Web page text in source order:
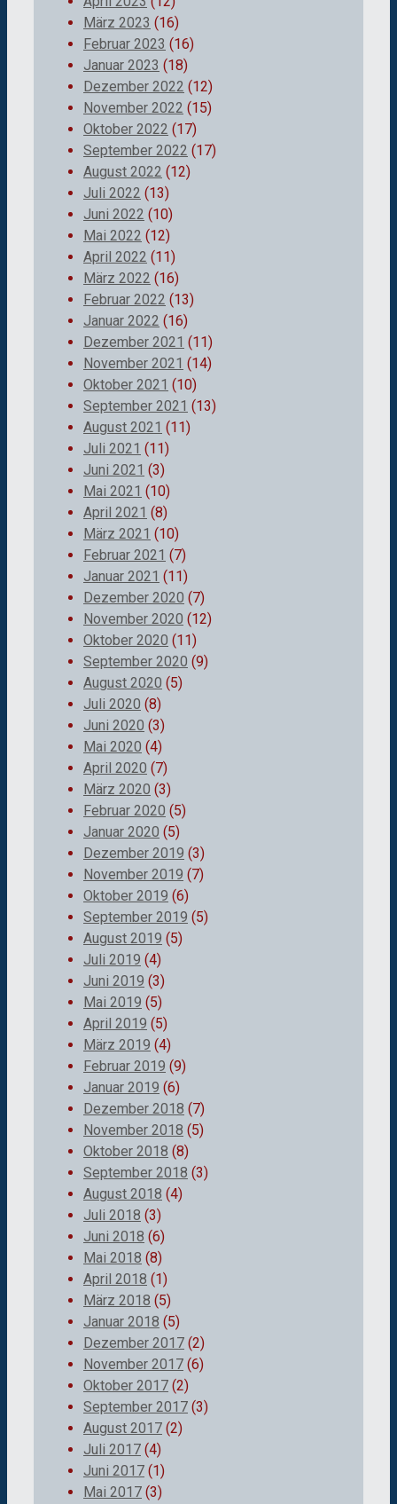
März 2023 (16)
Februar 2023 (16)
Januar 2023 (18)
Dezember 2022 (12)
November 2022 (15)
Oktober 2022 (17)
September 2022 (17)
August 2022 (12)
Juli 2022 (13)
Juni 2022 (10)
Mai 2022 (12)
April 2022 (11)
März 2022 (16)
Februar 2022 (13)
Januar 2022 (16)
Dezember 2021 (11)
November 2021 (14)
Oktober 2021 (10)
September 2021 (13)
August 2021 (11)
Juli 2021 (11)
Juni 2021 (3)
Mai 2021 (10)
April 2021 (8)
März 2021 (10)
Februar 2021 (7)
Januar 2021 (11)
Dezember 2020 (7)
November 2020 (12)
Oktober 2020 (11)
September 2020 (9)
August 2020 (5)
Juli 2020 (8)
Juni 2020 (3)
Mai 2020 (4)
April 2020 (7)
März 2020 (3)
Februar 2020 (5)
Januar 2020 (5)
Dezember 2019 (3)
November 2019 (7)
Oktober 2019 (6)
September 2019 (5)
August 2019 (5)
Juli 2019 (4)
Juni 2019 (3)
Mai 2019 (5)
April 2019 (5)
März 2019 (4)
Februar 2019 (9)
Januar 2019 (6)
Dezember 2018 (7)
November 2018 (5)
Oktober 2018 (8)
September 2018 (3)
August 2018 (4)
Juli 2018 (3)
Juni 2018 (6)
Mai 2018 (8)
April 2018 (1)
März 2018 (5)
Januar 2018 (5)
Dezember 2017 (2)
November 2017 (6)
Oktober 2017 (2)
September 2017 (3)
August 2017 (2)
Juli 2017 (4)
Juni 2017 (1)
Mai 2017 (3)